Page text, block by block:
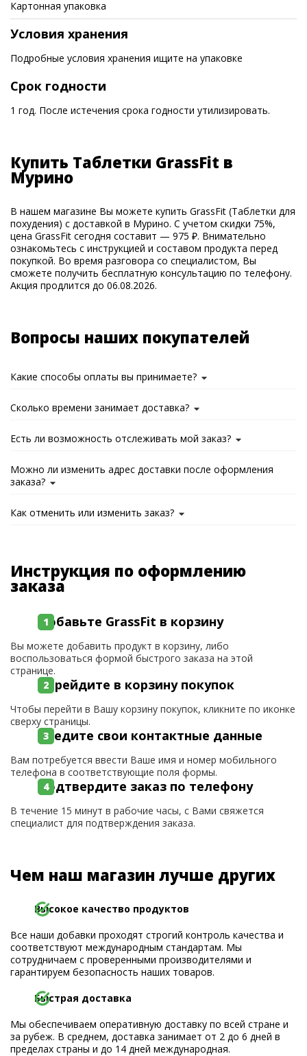
Картонная упаковка
Условия хранения
Подробные условия хранения ищите на упаковке
Срок годности
1 год. После истечения срока годности утилизировать.
Купить Таблетки GrassFit в
Мурино
В нашем магазине Вы можете купить GrassFit (Таблетки для
похудения) с доставкой в Мурино. С учетом скидки 75%,
цена GrassFit сегодня составит — 975 ₽. Внимательно
ознакомьтесь с инструкцией и составом продукта перед
покупкой. Во время разговора со специалистом, Вы
сможете получить бесплатную консультацию по телефону.
Акция продлится до 06.08.2026.
Вопросы наших покупателей
Какие способы оплаты вы принимаете?
Сколько времени занимает доставка?
Есть ли возможность отслеживать мой заказ?
Можно ли изменить адрес доставки после оформления
заказа?
Как отменить или изменить заказ?
Инструкция по оформлению
заказа
Добавьте GrassFit в корзину
Вы можете добавить продукт в корзину, либо
воспользоваться формой быстрого заказа на этой
странице.
Перейдите в корзину покупок
Чтобы перейти в Вашу корзину покупок, кликните по иконке
сверху страницы.
Введите свои контактные данные
Вам потребуется ввести Ваше имя и номер мобильного
телефона в соответствующие поля формы.
Подтвердите заказ по телефону
В течение 15 минут в рабочие часы, с Вами свяжется
специалист для подтверждения заказа.
Чем наш магазин лучше других
Высокое качество продуктов
Все наши добавки проходят строгий контроль качества и
соответствуют международным стандартам. Мы
сотрудничаем с проверенными производителями и
гарантируем безопасность наших товаров.
Быстрая доставка
Мы обеспечиваем оперативную доставку по всей стране и
за рубеж. В среднем, доставка занимает от 2 до 6 дней в
пределах страны и до 14 дней международная.